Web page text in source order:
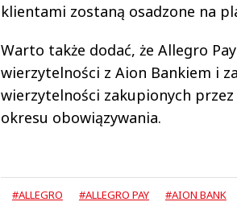
klientami zostaną osadzone na
Warto także dodać, że Allegro
wierzytelności z Aion Bankiem i
wierzytelności zakupionych
okresu obowiązywania.
#ALLEGRO #ALLEGRO PAY #AION BANK